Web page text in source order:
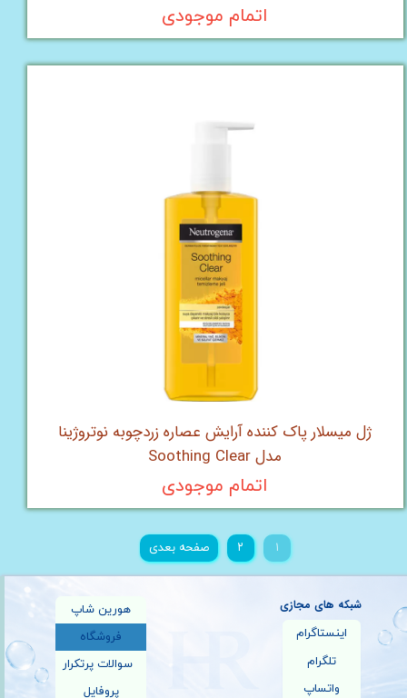
اتمام موجودی
ژل میسلار پاک کننده آرایش عصاره زردچوبه نوتروژینا
مدل Soothing Clear
اتمام موجودی
۱ ۲ صفحه بعدی
هورین شاپ
فروشگاه
سوالات پرتکرار
پروفایل
اینستاگرام
تلگرام
واتساپ
شبکه های مجازی